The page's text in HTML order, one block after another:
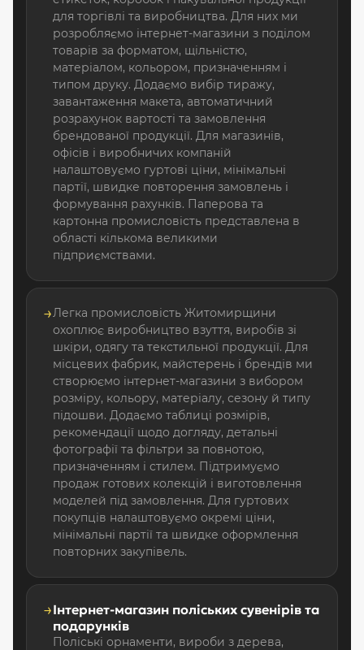
для торгівлі та виробництва. Для них ми
розробляємо інтернет-магазини з поділом
товарів за форматом, щільністю,
матеріалом, кольором, призначенням і
типом друку. Додаємо вибір тиражу,
завантаження макета, автоматичний
розрахунок вартості та замовлення
брендованої продукції. Для магазинів,
офісів і виробничих компаній
налаштовуємо гуртові ціни, мінімальні
партії, швидке повторення замовлень і
формування рахунків. Паперова та
картонна промисловість представлена в
області кількома великими
підприємствами.
→Легка промисловість Житомирщини
охоплює виробництво взуття, виробів зі
шкіри, одягу та текстильної продукції. Для
місцевих фабрик, майстерень і брендів ми
створюємо інтернет-магазини з вибором
розміру, кольору, матеріалу, сезону й типу
підошви. Додаємо таблиці розмірів,
рекомендації щодо догляду, детальні
фотографії та фільтри за повнотою,
призначенням і стилем. Підтримуємо
продаж готових колекцій і виготовлення
моделей під замовлення. Для гуртових
покупців налаштовуємо окремі ціни,
мінімальні партії та швидке оформлення
повторних закупівель.
→Інтернет-магазин поліських сувенірів та
подарунків
Поліські орнаменти, вироби з дерева,